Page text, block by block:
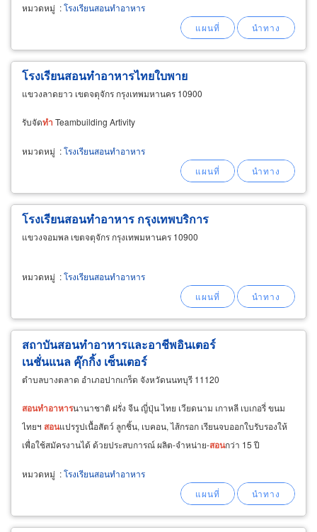
หมวดหมู่ :โรงเรียนสอนทำอาหาร
โรงเรียนสอนทำอาหารไทยใบพาย
แขวงลาดยาว เขตจตุจักร กรุงเทพมหานคร 10900
รับจัดทำ Teambuilding Artivity
หมวดหมู่ :โรงเรียนสอนทำอาหาร
โรงเรียนสอนทำอาหาร กรุงเทพบริการ
แขวงจอมพล เขตจตุจักร กรุงเทพมหานคร 10900
หมวดหมู่ :โรงเรียนสอนทำอาหาร
สถาบันสอนทำอาหารและอาชีพอินเตอร์
เนชั่นแนล คุ๊กกิ้ง เซ็นเตอร์
ตำบลบางตลาด อำเภอปากเกร็ด จังหวัดนนทบุรี 11120
สอนทำอาหารนานาชาติ ฝรั่ง จีน ญี่ปุ่น ไทย เวียดนาม เกาหลี เบเกอรี่ ขนม
ไทยฯ สอนแปรรูปเนื้อสัตว์ ลูกชิ้น, เบคอน, ไส้กรอก เรียนจบออกใบรับรองให้
เพื่อใช้สมัครงานได้ ด้วยประสบการณ์ ผลิต-จำหน่าย-สอนกว่า 15 ปี
หมวดหมู่ :โรงเรียนสอนทำอาหาร